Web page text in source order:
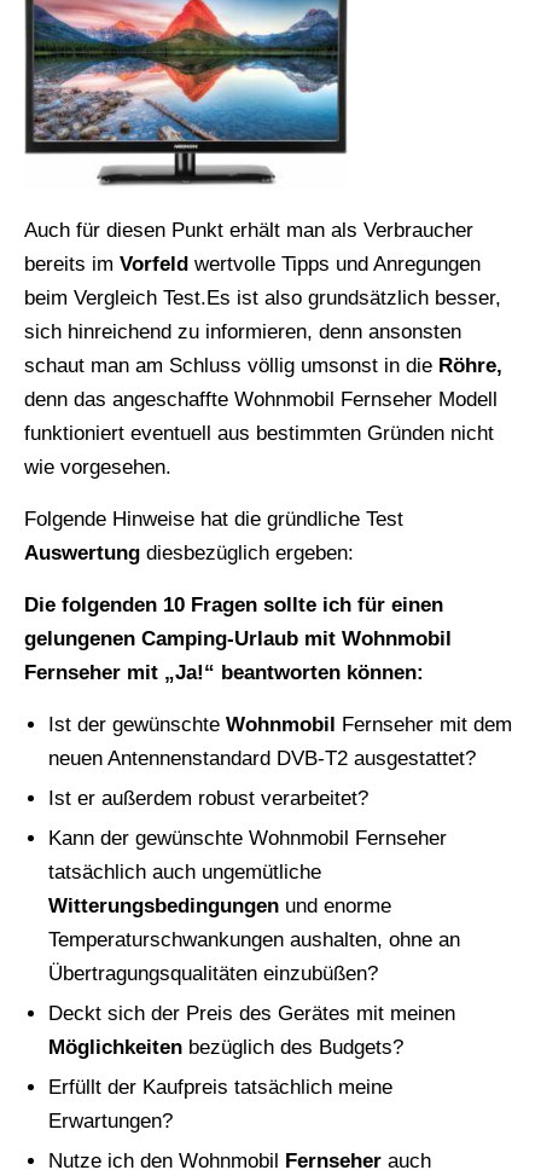
Auch für diesen Punkt erhält man als Verbraucher
bereits im Vorfeld wertvolle Tipps und Anregungen
beim Vergleich Test.Es ist also grundsätzlich besser,
sich hinreichend zu informieren, denn ansonsten
schaut man am Schluss völlig umsonst in die Röhre,
denn das angeschaffte Wohnmobil Fernseher Modell
funktioniert eventuell aus bestimmten Gründen nicht
wie vorgesehen.
Folgende Hinweise hat die gründliche Test
Auswertung diesbezüglich ergeben:
Die folgenden 10 Fragen sollte ich für einen
gelungenen Camping-Urlaub mit Wohnmobil
Fernseher mit „Ja!“ beantworten können:
Ist der gewünschte Wohnmobil
Fernseher mit dem
neuen Antennenstandard DVB-T2 ausgestattet?
Ist er außerdem robust verarbeitet?
Kann der gewünschte Wohnmobil Fernseher
tatsächlich auch ungemütliche
Witterungsbedingungen und enorme
Temperaturschwankungen aushalten, ohne an
Übertragungsqualitäten einzubüßen?
Deckt sich der Preis des Gerätes mit meinen
Möglichkeiten bezüglich des Budgets?
Erfüllt der Kaufpreis tatsächlich meine
Erwartungen?
Nutze ich den Wohnmobil
Fernseher auch